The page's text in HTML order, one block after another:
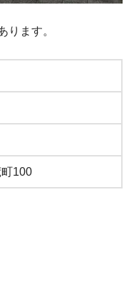
ります。
100